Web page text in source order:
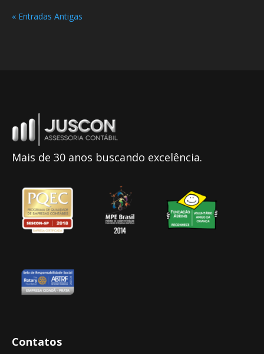
« Entradas Antigas
Mais de 30 anos buscando excelência.
Contatos